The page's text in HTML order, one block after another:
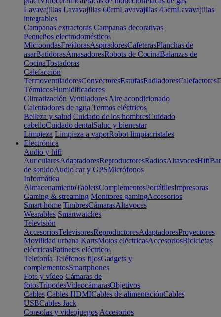
Lavavajillas Lavavajillas 60cmLavavajillas 45cmLavavajillas
integrables
Campanas extractoras Campanas decorativas
Pequeños electrodomésticos
MicroondasFreidorasAspiradoresCafeterasPlanchas de
asarBatidorasAmasadoresRobots de CocinaBalanzas de
CocinaTostadoras
Calefacción
TermoventiladoresConvectoresEstufasRadiadoresCalefactores
TérmicosHumidificadores
Climatización Ventiladores Aire acondicionado
Calentadores de agua Termos eléctricos
Belleza y salud Cuidado de los hombresCuidado
cabelloCuidado dentalSalud y bienestar
Limpieza Limpieza a vaporRobot limpiacristales
Electrónica
Audio y hifi
AuricularesAdaptadoresReproductoresRadiosAltavocesHifi
de sonidoAudio car y GPSMicrófonos
Informática
AlmacenamientoTabletsComplementosPortátilesImpresoras
Gaming & streaming Monitores gamingAccesorios
Smart home TimbresCámarasAltavoces
Wearables Smartwatches
Televisión
AccesoriosTelevisoresReproductoresAdaptadoresProyectores
Movilidad urbana KartsMotos eléctricasAccesoriosBicicletas
eléctricasPatinetes eléctricos
Telefonía Teléfonos fijosGadgets y
complementosSmartphones
Foto y vídeo Cámaras de
fotosTrípodesVideocámarasObjetivos
Cables Cables HDMICables de alimentaciónCables
USBCables Jack
Consolas y videojuegos Accesorios